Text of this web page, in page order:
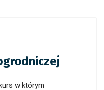
w którym